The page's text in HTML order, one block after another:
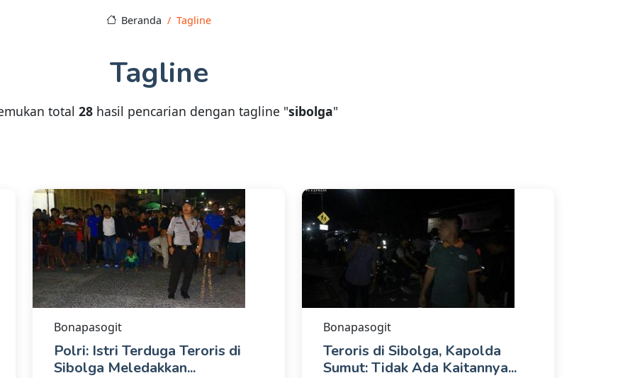
Beranda Tagline
Tagline
total 28hasil pencarian dengan tagline "sibolga"
Bonapasogit
Polri: Istri Terduga Teroris di
Sibolga Meledakkan...
Bonapasogit
Teroris di Sibolga, Kapolda
Sumut: Tidak Ada Kaitannya...